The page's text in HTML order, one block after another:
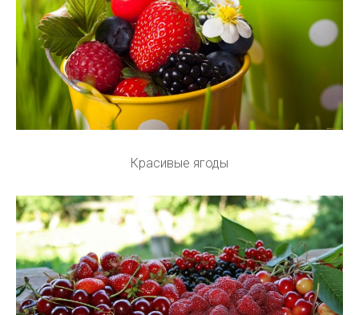
Красивые ягоды